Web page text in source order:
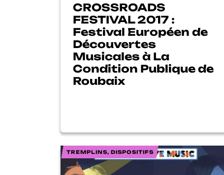
CROSSROADS
FESTIVAL 2017 :
Festival Européen de
Découvertes
Musicales à La
Condition Publique de
Roubaix
TREMPLINS, DISPOSITIFS